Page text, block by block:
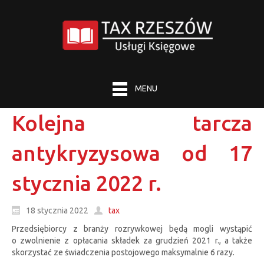
MENU
Kolejna tarcza
antykryzysowa od 17
stycznia 2022 r.
18 stycznia 2022
tax
Przedsiębiorcy z branży rozrywkowej będą mogli wystąpić
o zwolnienie z opłacania składek za grudzień 2021 r., a także
skorzystać ze świadczenia postojowego maksymalnie 6 razy.